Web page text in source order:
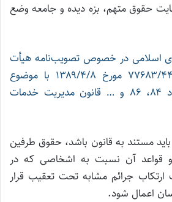
حقوق متهم، بزه دیده و جامعه وضع
اسلامی در خصوص تصویب‌نامه هیأت
وزیران به شماره ۷۷۶۸۳/۴۴۷۷۰ مورخ ۱۳۸۹/۴/۸ با موضوع
«آیین نامه اجرائی مواد ۸۴،‌ ۸۶ و … قانون مدیریت خدمات
مستند به قانون باشد، حقوق طرفین
قواعد آن نسبت به اشخاصی که در
جرائم مشابه تحت تعقیب قرار
اعمال شود.